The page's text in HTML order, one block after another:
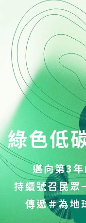
綠色低
邁向第3
持續號召民眾
傳遞＃為地